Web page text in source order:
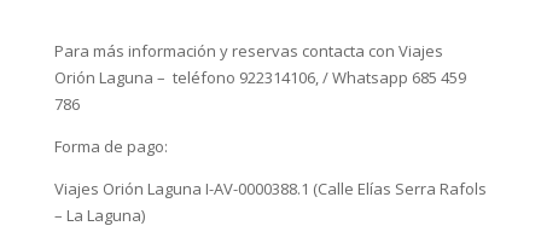
Para más información y reservas contacta con Viajes
Orión Laguna – teléfono 922314106, / Whatsapp 685 459
786
Forma de pago:
Viajes Orión Laguna I-AV-0000388.1 (Calle Elías Serra Rafols
– La Laguna)